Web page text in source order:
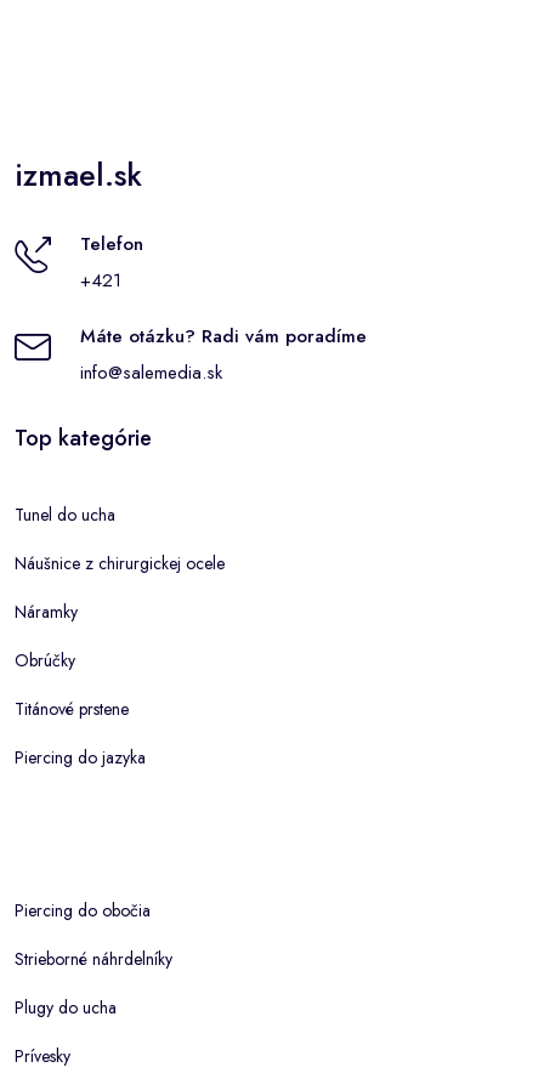
izmael.sk
Telefon
+421
Máte otázku? Radi vám poradíme
info@salemedia.sk
Top kategórie
Tunel do ucha
Náušnice z chirurgickej ocele
Náramky
Obrúčky
Titánové prstene
Piercing do jazyka
Piercing do obočia
Strieborné náhrdelníky
Plugy do ucha
Prívesky